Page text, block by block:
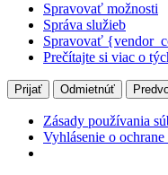
Spravovať možnosti
Správa služieb
Spravovať
Prečítajte si viac o
Prijať Odmietnúť
Zásady používania
Vyhlásenie o